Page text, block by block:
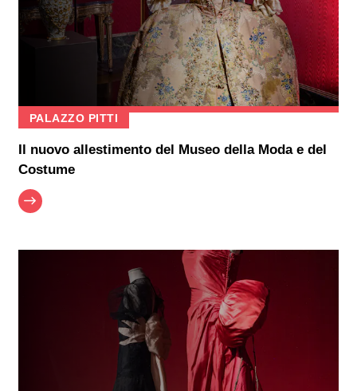
PALAZZO PITTI
Il nuovo allestimento del Museo della Moda e del
Costume